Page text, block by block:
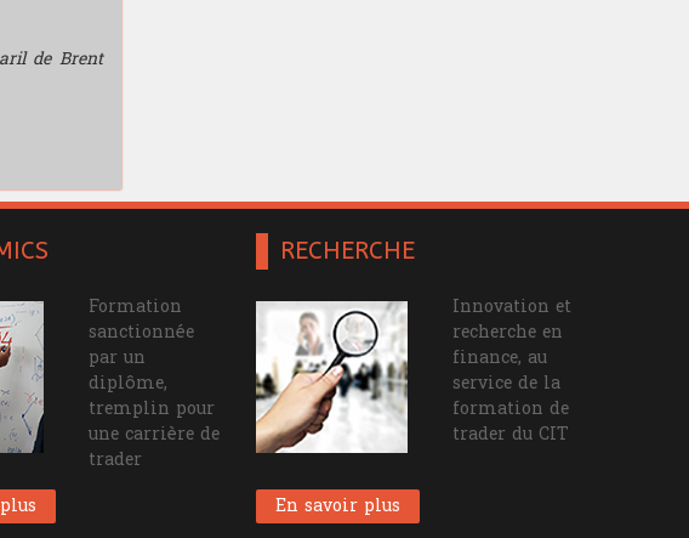
de Brent
Formation
sanctionnée
par un
diplôme,
tremplin pour
une carrière de
trader
RECHERCHE
Innovation et
recherche en
finance, au
service de la
formation de
trader du CIT
En savoir plus